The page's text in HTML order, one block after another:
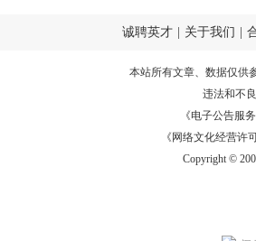
诚聘英才 关于我们
本站所有文章、数据仅供
违法和不
《电子公告服务
《网络文化经营许
Copyright ©